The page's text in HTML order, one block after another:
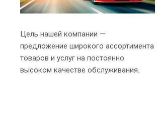
Цель нашей компании —
предложение широкого ассортимента
товаров и услуг на постоянно
высоком качестве обслуживания.